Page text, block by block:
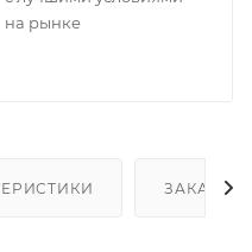
на рынке